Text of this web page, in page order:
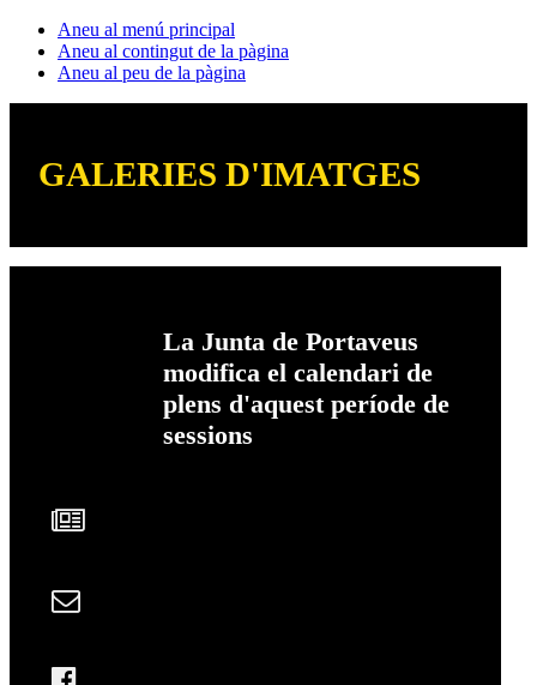
Aneu al menú principal
Aneu al contingut de la pàgina
Aneu al peu de la pàgina
GALERIES D'IMATGES
La Junta de Portaveus
modifica el calendari de
plens d'aquest període de
sessions